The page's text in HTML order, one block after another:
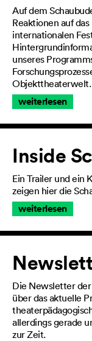
Auf dem
Reaktionen auf
internationalen
unseres
Objekttheaterwelt.
weiterlesen
Inside
Ein Trailer und ein
zeigen hier die
weiterlesen
Die Newsletter
über das aktuelle
allerdings gerade
zur Zeit.